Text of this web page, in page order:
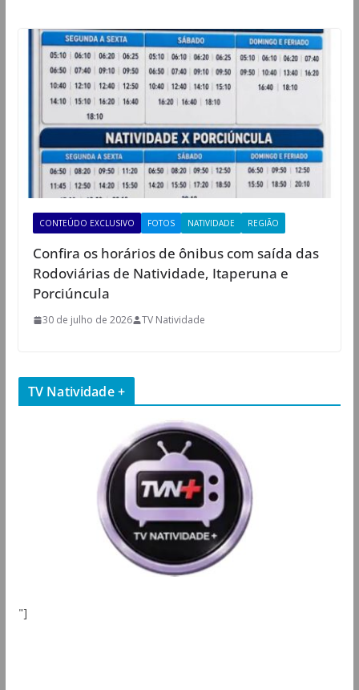
CONTEÚDO EXCLUSIVO FOTOS NATIVIDADE REGIÃO
Confira os horários de ônibus com saída das
Rodoviárias de Natividade, Itaperuna e
Porciúncula
30 de julho de 2026 TV Natividade
TV Natividade +
"]